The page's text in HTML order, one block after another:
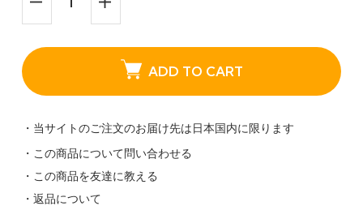
ADD TO CART
・当サイトのご注文のお届け先は日本国内に限ります
・この商品について問い合わせる
・この商品を友達に教える
・返品について